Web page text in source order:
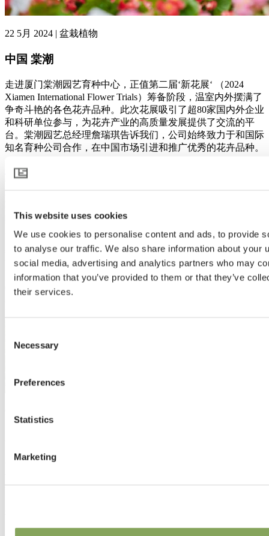
This website uses cookies
We use cookies to personalise content and ads, to provide
to analyse our traffic. We also share information about your
social media, advertising and analytics partners who may
information that you’ve provided to them or that they’ve
their services.
Selection
Necessary
Preferences
Statistics
Marketing
22 5月 2024 | 盆栽植物
中国 棠潮
走进厦门棠潮园艺育种中心，正值第二届‘新花展‘ （2024
Xiamen International Flower Trials）筹备阶段，温室内外摆满了
争奇斗艳的各色花卉品种。此次花展吸引了超80家国内外企业
和科研单位参与，为花卉产业的高质量发展提供了交流的平
台。棠潮园艺总经理詹瑞琪告诉我们，公司始终致力于和国际
知名育种公司合作，在中国市场引进和推广优秀的花卉品种。
查看更多
有时候你必须愿意采取行动。这可能是Frank Paul的座右铭。